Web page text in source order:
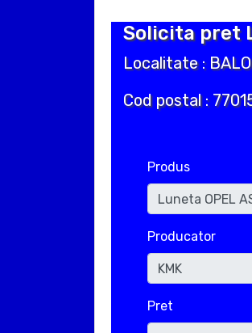
Solicita pret
Localitate :
Cod postal :
Produs
Producator
Pret